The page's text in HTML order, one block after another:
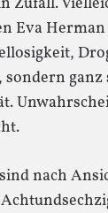
Eva
ganz
nach